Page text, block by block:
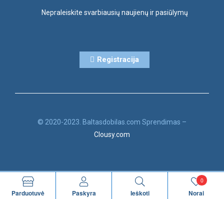
Nepraleiskite svarbiausių naujienų ir pasiūlymų
Registracija
© 2020-2023. Baltasdobilas.com Sprendimas –
Clousy.com
Parduotuvė Paskyra Ieškoti Norai
0